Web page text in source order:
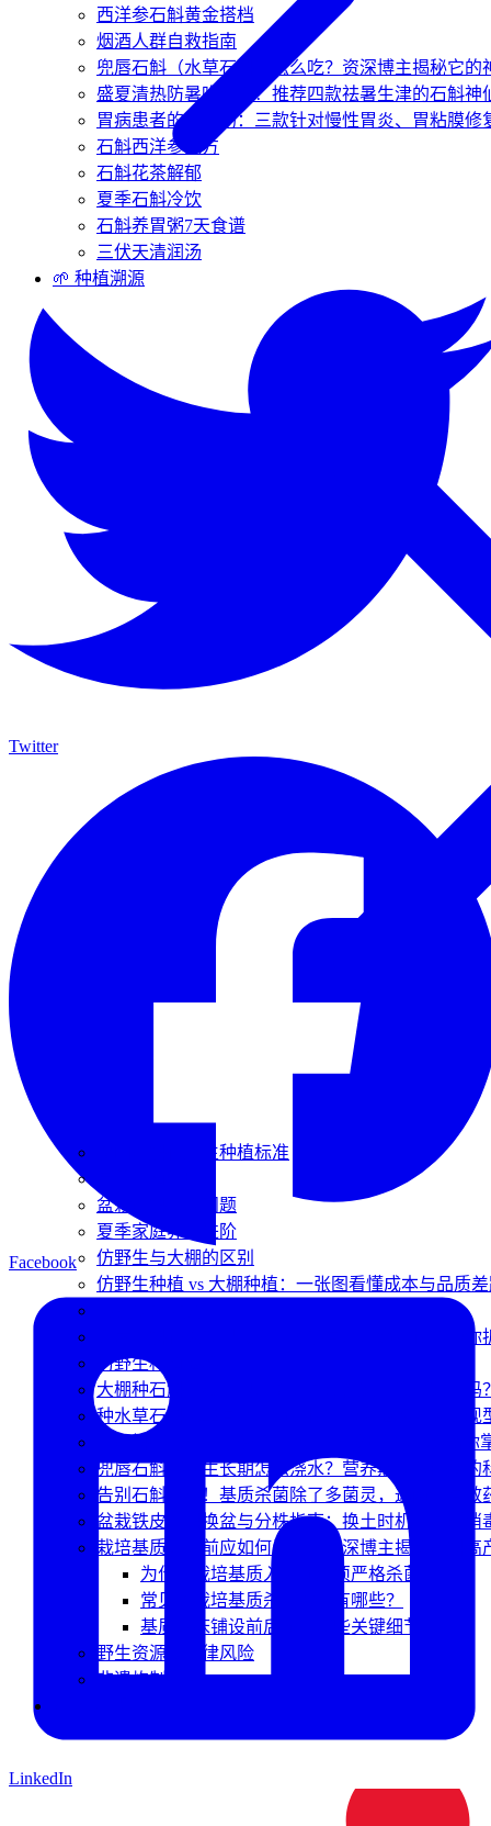
西洋参石斛黄金搭档
烟酒人群自救指南
兜唇石斛（水草石斛）怎么吃？资深博主揭秘它的
盛夏清热防暑吃什么？推荐四款祛暑生津的石斛神
胃病患者的养胃汤：三款针对慢性胃炎、胃粘膜修
石斛西洋参配方
石斛花茶解郁
夏季石斛冷饮
石斛养胃粥7天食谱
三伏天清润汤
🌱 种植溯源
霍山石斛仿野生种植标准
盆栽石斛10大问题
夏季家庭养护进阶
仿野生与大棚的区别
仿野生种植 vs 大棚种植：一张图看懂成本与品质
兜唇石斛在大棚里怎么种才能高产？资深博主带
仿野生种植揭秘
大棚种石斛烂根长虫？你的基质选对、发酵对了吗
种水草石斛想拿高产？资深博主带你揭秘四大表现
种石斛不想用化学药剂？这几招“物理净床”秘籍你
兜唇石斛不同生长期怎么浇水？营养期与休眠期的
告别石斛烂根！基质杀菌除了多菌灵，这两种高效
盆栽铁皮石斛换盆与分株指南：换土时机、基质消
栽培基质入床前应如何杀菌？资深博主揭秘石斛高
为什么栽培基质入床前必须严格杀菌？
常见的栽培基质杀菌方法有哪些？
基质入床铺设前后还有哪些关键细节？
野生资源与法律风险
非遗炮制技艺
Twitter
Facebook
LinkedIn